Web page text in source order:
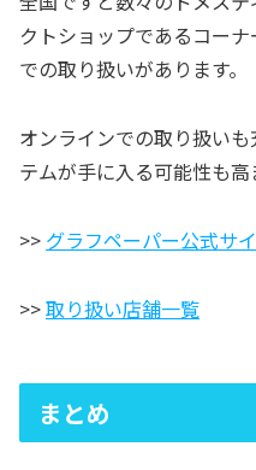
クトショップであるコー
での取り扱いがあります。
オンラインでの取り扱い
テムが手に入る可能性も高
>> グラフペーパー公式サ
>>取り扱い店舗一覧
まとめ